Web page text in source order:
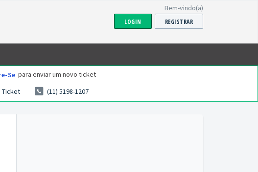
Bem-vindo(a)
LOGIN REGISTRAR
Se para enviar um novo ticket
Ticket
(11) 5198-1207